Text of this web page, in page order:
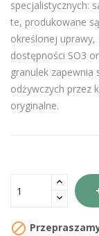
specjalistycznych:
te, produkowane
określonej uprawy,
dostępności SO3
granulek zapewnia
odżywczych przez
oryginalne.
